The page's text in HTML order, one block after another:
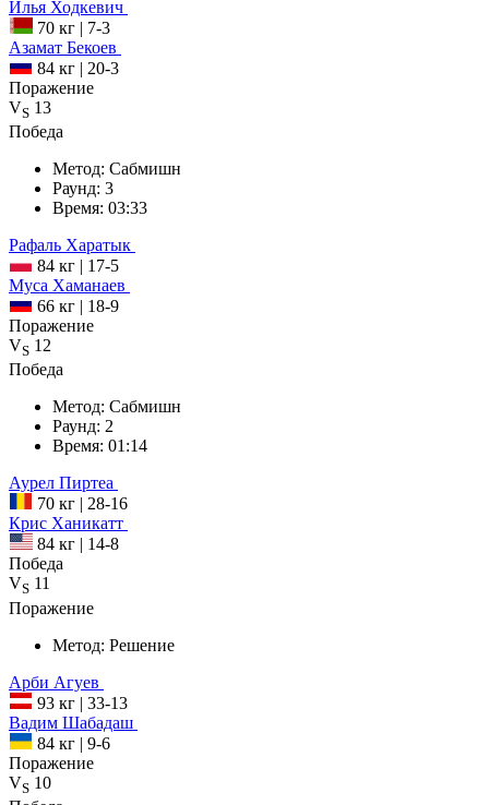
Илья Ходкевич
70 кг | 7-3
Азамат Бекоев
84 кг | 20-3
Поражение
VS 13
Победа
Метод: Сабмишн
Раунд: 3
Время: 03:33
Рафаль Харатык
84 кг | 17-5
Муса Хаманаев
66 кг | 18-9
Поражение
VS 12
Победа
Метод: Сабмишн
Раунд: 2
Время: 01:14
Аурел Пиртеа
70 кг | 28-16
Крис Ханикатт
84 кг | 14-8
Победа
VS 11
Поражение
Метод: Решение
Арби Агуев
93 кг | 33-13
Вадим Шабадаш
84 кг | 9-6
Поражение
VS 10